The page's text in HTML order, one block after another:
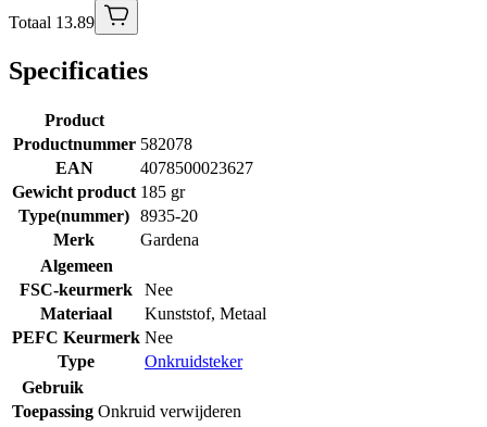
Totaal 13.89
Specificaties
Product
Productnummer 582078
EAN
4078500023627
Gewicht product 185 gr
Type(nummer) 8935-20
Merk
Gardena
Algemeen
FSC-keurmerk
Nee
Materiaal
Kunststof, Metaal
PEFC Keurmerk Nee
Type
Onkruidsteker
Gebruik
Toepassing Onkruid verwijderen